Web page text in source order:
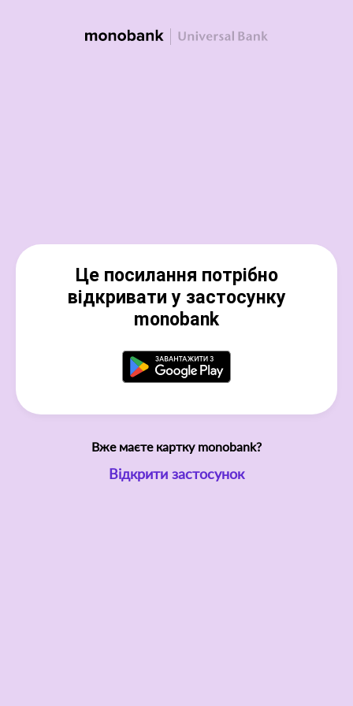
Це посилання потрібно
відкривати у застосунку
monobank
Вже маєте картку monobank?
Відкрити застосунок